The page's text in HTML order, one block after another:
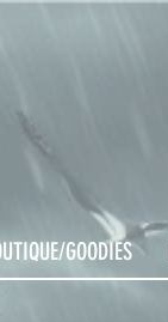
GOODIES